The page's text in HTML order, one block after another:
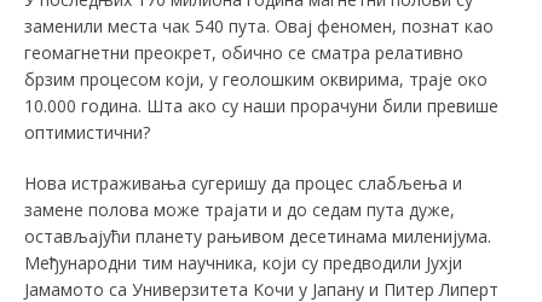
заменили места чак 540 пута. Овај феномен, познат као
геомагнетни преокрет, обично се сматра релативно
брзим процесом који, у геолошким оквирима, траје око
10.000 година. Шта ако су наши прорачуни били превише
оптимистични?
Нова истраживања сугеришу да процес слабљења и
замене полова може трајати и до седам пута дуже,
остављајући планету рањивом десетинама миленијума.
Међународни тим научника, који су предводили Јухји
Јамамото са Универзитета Kочи у Јапану и Питер Липерт